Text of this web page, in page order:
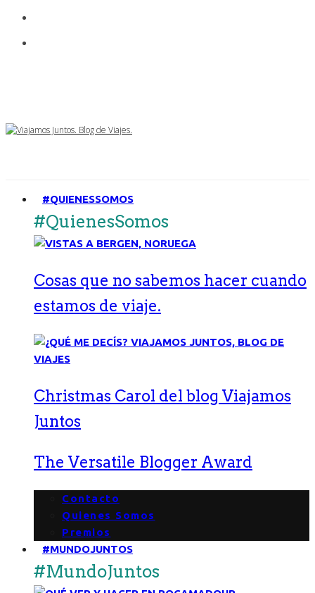
#QUIENESSOMOS
#QuienesSomos
Cosas que no sabemos hacer cuando
estamos de viaje.
Christmas Carol del blog Viajamos
Juntos
The Versatile Blogger Award
Contacto
Quienes Somos
Premios
#MUNDOJUNTOS
#MundoJuntos